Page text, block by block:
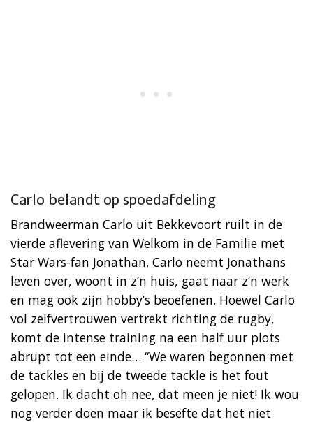
Carlo belandt op spoedafdeling
Brandweerman Carlo uit Bekkevoort ruilt in de
vierde aflevering van Welkom in de Familie met
Star Wars-fan Jonathan. Carlo neemt Jonathans
leven over, woont in z’n huis, gaat naar z’n werk
en mag ook zijn hobby’s beoefenen. Hoewel Carlo
vol zelfvertrouwen vertrekt richting de rugby,
komt de intense training na een half uur plots
abrupt tot een einde… “We waren begonnen met
de tackles en bij de tweede tackle is het fout
gelopen. Ik dacht oh nee, dat meen je niet! Ik wou
nog verder doen maar ik besefte dat het niet